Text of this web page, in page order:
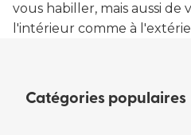
vous habiller, mais aussi de
l'intérieur comme à
Catégories populaires